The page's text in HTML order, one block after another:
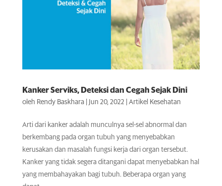
Kanker Serviks, Deteksi dan Cegah Sejak Dini
oleh Rendy Baskhara| Jun 20, 2022 Artikel Kesehatan
Arti dari kanker adalah munculnya sel-sel abnormal dan
berkembang pada organ tubuh yang menyebabkan
kerusakan dan masalah fungsi kerja dari organ tersebut.
Kanker yang tidak segera ditangani dapat menyebabkan hal
yang membahayakan bagi tubuh. Beberapa organ yang